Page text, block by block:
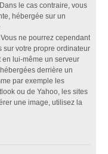
le cas contraire, vous
hébergée sur un
ne pourrez cependant
sur votre propre ordinateur
lui-même un serveur
derrière un
par exemple les
ou de Yahoo, les sites
une image, utilisez la